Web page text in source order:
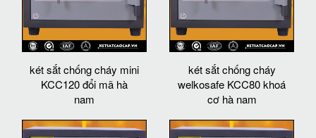
két sắt chống cháy mini
KCC120 đổi mã hà
nam
két sắt chống cháy
welkosafe KCC80 khoá
cơ hà nam